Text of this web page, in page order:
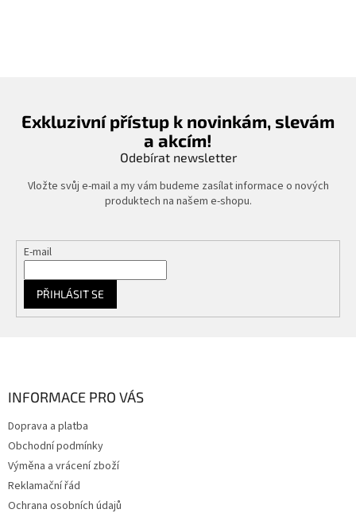
Exkluzivní přístup k novinkám, slevám
a akcím!
Odebírat newsletter
Vložte svůj e-mail a my vám budeme zasílat informace o nových
produktech na našem e-shopu.
E-mail
PŘIHLÁSIT SE
INFORMACE PRO VÁS
Doprava a platba
Obchodní podmínky
Výměna a vrácení zboží
Reklamační řád
Ochrana osobních údajů